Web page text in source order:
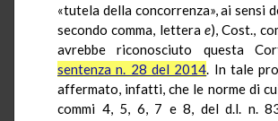
«tutela della concorrenza», ai sensi
secondo comma, lettera e), Cost.,
avrebbe riconosciuto questa
sentenza n. 28 del 2014. In tale
affermato, infatti, che le norme di
commi 4, 5, 6, 7 e 8, del d.l. n.